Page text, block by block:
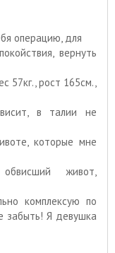
операцию, для
вернуть
57кг., рост 165см.,
в талии не
которые мне
живот,
комплексую по
забыть! Я девушка